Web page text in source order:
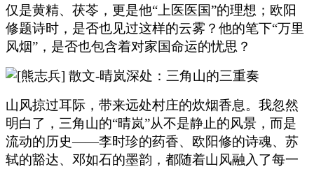
仅是黄精、茯苓，更是他“上医医国”的理想；欧阳
修题诗时，是否也见过这样的云雾？他的笔下“万里
风烟”，是否也包含着对家国命运的忧思？
山风掠过耳际，带来远处村庄的炊烟香息。我忽然
明白了，三角山的“晴岚”从不是静止的风景，而是
流动的历史——李时珍的药香、欧阳修的诗魂、苏
轼的豁达、邓如石的墨韵，都随着山风融入了每一